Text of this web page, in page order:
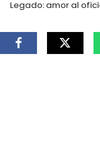
Legado: amor al